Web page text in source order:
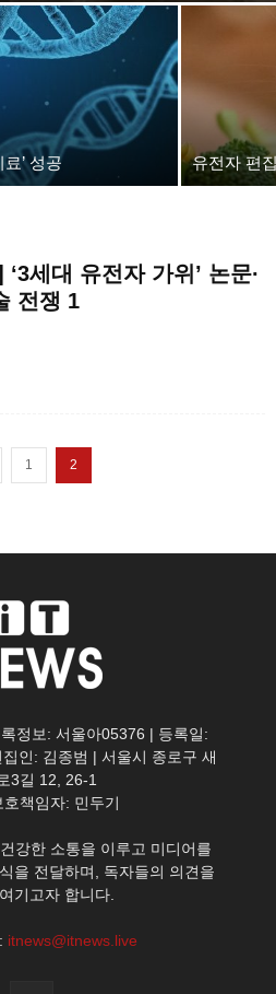
’ 성공 유전자 편
‘3세대 유전자 가위’ 논문·
전쟁 1
1 2
정보: 서울아05376 | 등록일:
인: 김종범 | 서울시 종로구 새
3길 12, 26-1
호책임자: 민두기
강한 소통을 이루고 미디어를
을 전달하며, 독자들의 의견을
기고자 합니다.
itnews@itnews.live